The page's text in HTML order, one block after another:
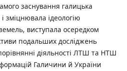
заснування галицька
зміцнювала ідеологію
виступала осередком
подальших досліджень
діяльності ЛТШ та НТШ
Галичини й України